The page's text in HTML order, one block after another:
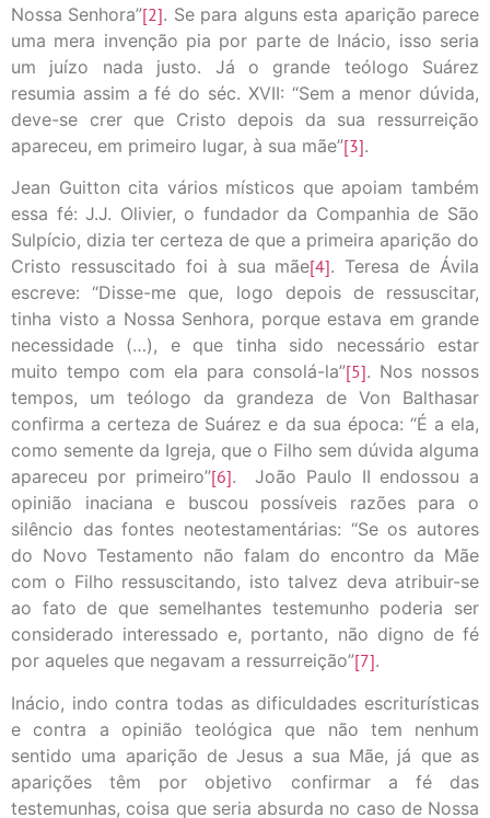
Nossa Senhora”[2]. Se para alguns esta aparição parece
uma mera invenção pia por parte de Inácio, isso seria
um juízo nada justo. Já o grande teólogo Suárez
resumia assim a fé do séc. XVII: “Sem a menor dúvida,
deve-se crer que Cristo depois da sua ressurreição
apareceu, em primeiro lugar, à sua mãe”[3].
Jean Guitton cita vários místicos que apoiam também
essa fé: J.J. Olivier, o fundador da Companhia de São
Sulpício, dizia ter certeza de que a primeira aparição do
Cristo ressuscitado foi à sua mãe[4]. Teresa de Ávila
escreve: “Disse-me que, logo depois de ressuscitar,
tinha visto a Nossa Senhora, porque estava em grande
necessidade (…), e que tinha sido necessário estar
muito tempo com ela para consolá-la”[5]. Nos nossos
tempos, um teólogo da grandeza de Von Balthasar
confirma a certeza de Suárez e da sua época: “É a ela,
como semente da Igreja, que o Filho sem dúvida alguma
apareceu por primeiro”[6]. João Paulo II endossou a
opinião inaciana e buscou possíveis razões para o
silêncio das fontes neotestamentárias: “Se os autores
do Novo Testamento não falam do encontro da Mãe
com o Filho ressuscitando, isto talvez deva atribuir-se
ao fato de que semelhantes testemunho poderia ser
considerado interessado e, portanto, não digno de fé
por aqueles que negavam a ressurreição”[7].
Inácio, indo contra todas as dificuldades escriturísticas
e contra a opinião teológica que não tem nenhum
sentido uma aparição de Jesus a sua Mãe, já que as
aparições têm por objetivo confirmar a fé das
testemunhas, coisa que seria absurda no caso de Nossa